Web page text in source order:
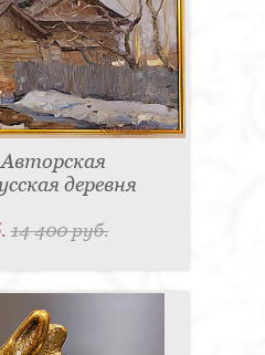
деревня
14 400 руб.